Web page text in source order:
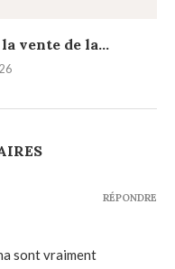
vente de la...
sont vraiment
RÉPONDRE